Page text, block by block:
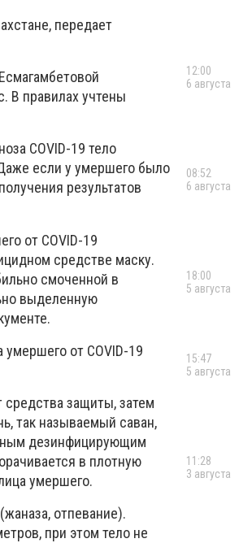
передает
В правилах учтены
COVID-19 тело
если у умершего было
результатов
от COVID-19
средстве маску.
смоченной в
выделенную
от COVID-19
средства защиты, затем
так называемый саван,
дезинфицирующим
в плотную
умершего.
отпевание).
при этом тело не
12:00
6 августа
08:52
6 августа
18:00
5 августа
15:47
5 августа
11:28
3 августа